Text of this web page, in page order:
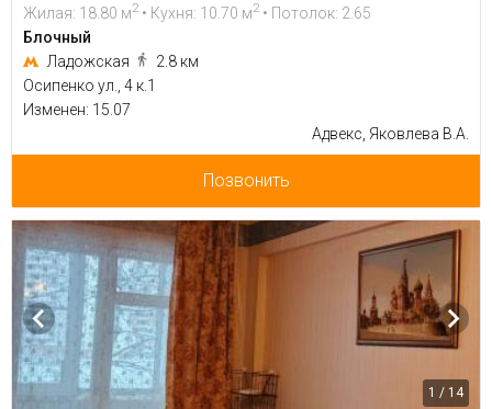
Жилая: 18.80 м2 • Кухня: 10.70 м2 • Потолок: 2.65
Блочный
Ладожская
2.8 км
Осипенко ул., 4 к.1
Изменен: 15.07
Адвекс, Яковлева В.А.
Позвонить
1 / 14